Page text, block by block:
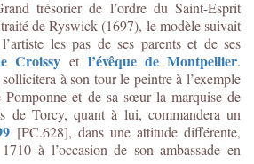
trésorier de l’ordre du Saint-Esprit
de Ryswick (1697), le modèle suivait
les pas de ses parents et de ses
Croissyet l’évêque de Montpellier.
à son tour le peintre à l’exemple
Pomponne et de sa sœur la marquise de
de Torcy, quant à lui, commandera un
[PC.628], dans une attitude différente,
à l’occasion de son ambassade en